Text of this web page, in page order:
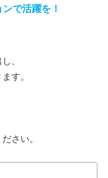
で活躍を！
、
す。
さい。